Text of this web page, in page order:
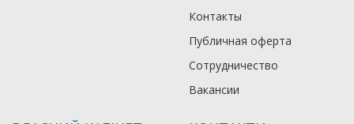
Контакты
Публичная оферта
Сотрудничество
Вакансии